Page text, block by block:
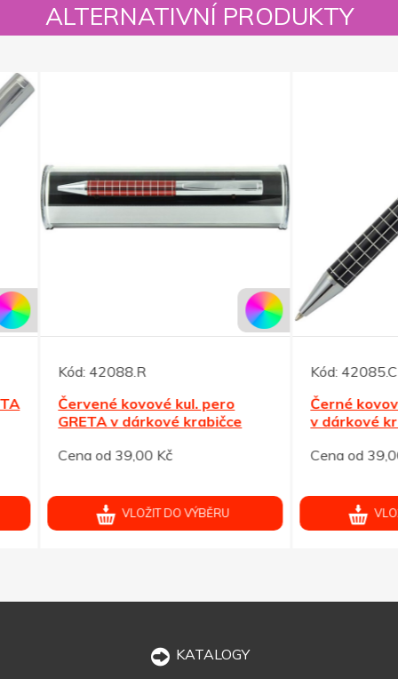
ALTERNATIVNÍ PRODUKTY
kovové kul. pero
v dárkové krabičce
39,00 Kč
VLOŽIT DO VÝBĚRU
Černé kovové kul. pero
v dárkové krabičce
Cena od 39,00 Kč
VLOŽIT DO VÝBĚRU
KATALOGY